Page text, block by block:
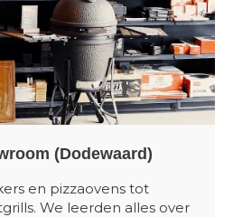
(Dodewaard)
en pizzaovens tot
We leerden alles over